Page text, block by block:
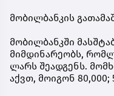
მობილბანკის
მობილბანკში
მიმდინარეობს,
ლარს შეადგენს.
აქვთ, მოიგონ 80,000;